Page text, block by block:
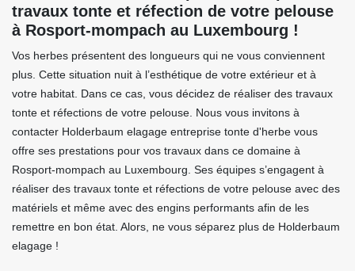
travaux tonte et réfection de votre pelouse
à Rosport-mompach au Luxembourg !
Vos herbes présentent des longueurs qui ne vous conviennent
plus. Cette situation nuit à l’esthétique de votre extérieur et à
votre habitat. Dans ce cas, vous décidez de réaliser des travaux
tonte et réfections de votre pelouse. Nous vous invitons à
contacter Holderbaum elagage entreprise tonte d'herbe vous
offre ses prestations pour vos travaux dans ce domaine à
Rosport-mompach au Luxembourg. Ses équipes s’engagent à
réaliser des travaux tonte et réfections de votre pelouse avec des
matériels et même avec des engins performants afin de les
remettre en bon état. Alors, ne vous séparez plus de Holderbaum
elagage !